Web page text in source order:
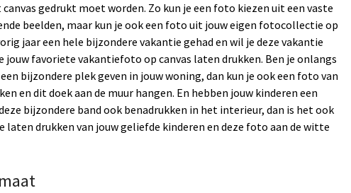
gedrukt moet worden. Zo kun je een foto kiezen uit een vaste
beelden, maar kun je ook een foto uit jouw eigen fotocollectie op
jaar een hele bijzondere vakantie gehad en wil je deze vakantie
jouw favoriete vakantiefoto op canvas laten drukken. Ben je onlangs
bijzondere plek geven in jouw woning, dan kun je ook een foto van
en dit doek aan de muur hangen. En hebben jouw kinderen een
bijzondere band ook benadrukken in het interieur, dan is het ook
drukken van jouw geliefde kinderen en deze foto aan de witte